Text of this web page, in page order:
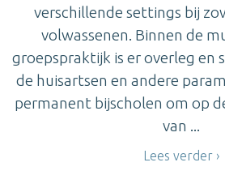
verschillende settings bij
volwassenen. Binnen de
groepspraktijk is er overleg en
de huisartsen en andere
permanent bijscholen om op
van ...
Lees verder